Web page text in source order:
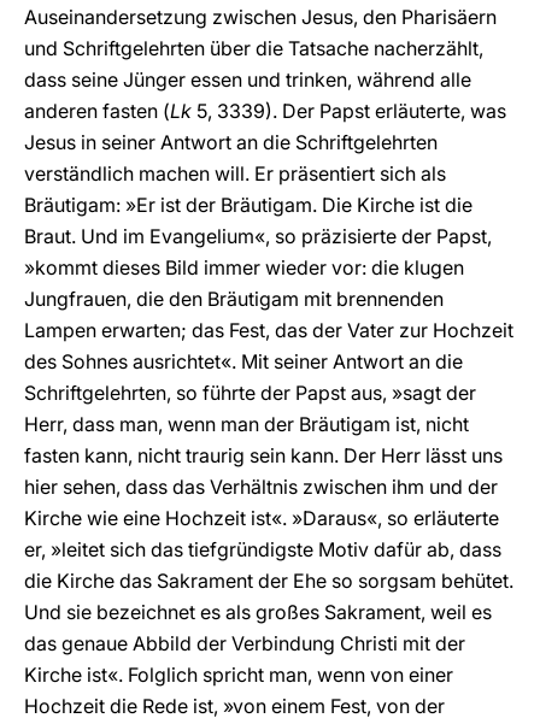
Auseinandersetzung zwischen Jesus, den Pharisäern
und Schriftgelehrten über die Tatsache nacherzählt,
dass seine Jünger essen und trinken, während alle
anderen fasten (Lk 5, 3339). Der Papst erläuterte, was
Jesus in seiner Antwort an die Schriftgelehrten
verständlich machen will. Er präsentiert sich als
Bräutigam: »Er ist der Bräutigam. Die Kirche ist die
Braut. Und im Evangelium«, so präzisierte der Papst,
»kommt dieses Bild immer wieder vor: die klugen
Jungfrauen, die den Bräutigam mit brennenden
Lampen erwarten; das Fest, das der Vater zur Hochzeit
des Sohnes ausrichtet«. Mit seiner Antwort an die
Schriftgelehrten, so führte der Papst aus, »sagt der
Herr, dass man, wenn man der Bräutigam ist, nicht
fasten kann, nicht traurig sein kann. Der Herr lässt uns
hier sehen, dass das Verhältnis zwischen ihm und der
Kirche wie eine Hochzeit ist«. »Daraus«, so erläuterte
er, »leitet sich das tiefgründigste Motiv dafür ab, dass
die Kirche das Sakrament der Ehe so sorgsam behütet.
Und sie bezeichnet es als großes Sakrament, weil es
das genaue Abbild der Verbindung Christi mit der
Kirche ist«. Folglich spricht man, wenn von einer
Hochzeit die Rede ist, »von einem Fest, von der